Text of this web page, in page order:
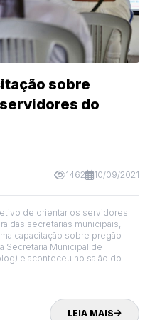
sobre
do
1462 10/09/2021
de orientar os servidores
das secretarias municipais,
capacitação sobre pregão
Secretaria Municipal de
e aconteceu no salão do
LEIA MAIS